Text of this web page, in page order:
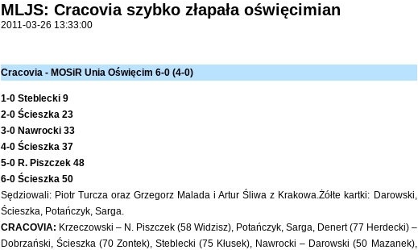
MLJS: Cracovia szybko złapała oświęcimian
2011-03-26 13:33:00
Cracovia - MOSiR Unia Oświęcim 6-0 (4-0)
1-0 Steblecki 9
2-0 Ścieszka 23
3-0 Nawrocki 33
4-0 Ścieszka 37
5-0 R. Piszczek 48
6-0 Ścieszka 50
Sędziowali: Piotr Turcza oraz Grzegorz Malada i Artur Śliwa z Krakowa.Żółte kartki: Darowski,
Ścieszka, Potańczyk, Sarga.
CRACOVIA: Krzeczowski – N. Piszczek (58 Widzisz), Potańczyk, Sarga, Denert (77 Herdecki) –
Dobrzański, Ścieszka (70 Zontek), Steblecki (75 Kłusek), Nawrocki – Darowski (50 Mazanek),